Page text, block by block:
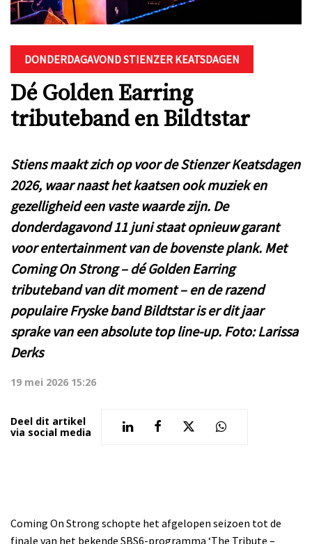
DONDERDAGAVOND STIENZER KEATSDAGEN
Dé Golden Earring
tributeband en Bildtstar
Stiens maakt zich op voor de Stienzer Keatsdagen
2026, waar naast het kaatsen ook muziek en
gezelligheid een vaste waarde zijn. De
donderdagavond 11 juni staat opnieuw garant
voor entertainment van de bovenste plank. Met
Coming On Strong – dé Golden Earring
tributeband van dit moment – en de razend
populaire Fryske band Bildtstar is er dit jaar
sprake van een absolute top line-up. Foto: Larissa
Derks
19 mei 2026 15:26
Deel dit artikel
via social media
Coming On Strong schopte het afgelopen seizoen tot de
finale van het bekende SBS6-programma ‘The Tribute –